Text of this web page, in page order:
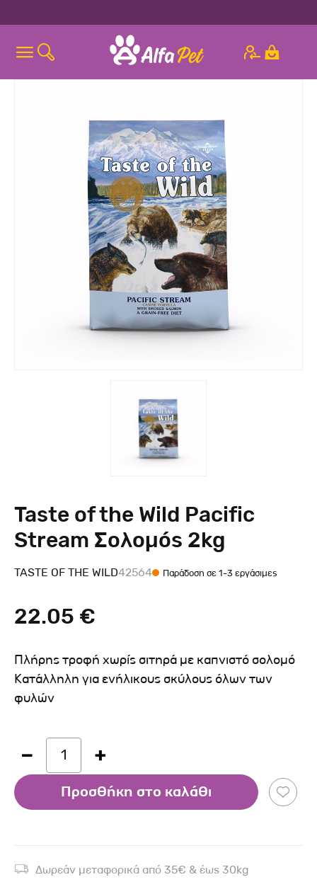
Taste of the Wild Pacific
Stream Σολομός 2kg
TASTE OF THE WILD42564 Παράδοση σε 1-3 εργάσιμες
22.05 €
Πλήρης τροφή χωρίς σιτηρά με καπνιστό σολομό
Κατάλληλη για ενήλικους σκύλους όλων των
φυλών
1
Προσθήκη στο καλάθι
Δωρεάν μεταφορικά από 35€ & έως 30kg